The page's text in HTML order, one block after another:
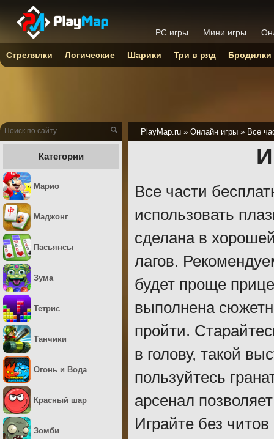
PlayMap.ru » Онлайн игры » Все
Все части
использовать
сделана в
лагов.
будет проще
выполнена
пройти.
в голову, такой
пользуйтесь
арсенал
Играйте без
Категории
Марио
Маджонг
Пасьянсы
Зума
Тетрис
Танчики
Огонь и Вода
Красный шар
Зомби
PC игры Мини игры
Стрелялки Логические Шарики Три в ряд Бродилки